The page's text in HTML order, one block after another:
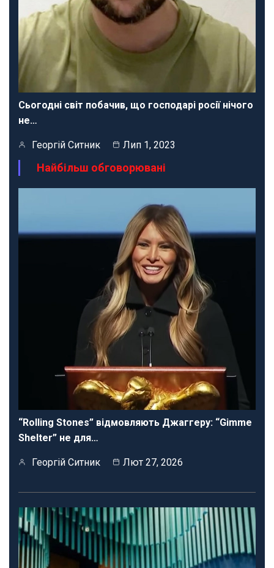
Сьогодні світ побачив, що господарі росії нічого
не…
Георгій Ситник Лип 1, 2023
Найбільш обговорювані
“Rolling Stones” відмовляють Джаггеру: “Gimme
Shelter” не для…
Георгій Ситник Лют 27, 2026